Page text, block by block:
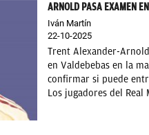
ARNOLD PASA EXAMEN
Iván Martín
22-10-2025
Trent Alexander-
en Valdebebas en la
confirmar si puede
Los jugadores del Real